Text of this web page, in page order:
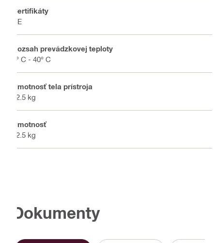
Certifikáty
CE
Rozsah prevádzkovej teploty
5° C - 40° C
Hmotnosť tela prístroja
12.5 kg
Hmotnosť
12.5 kg
Dokumenty